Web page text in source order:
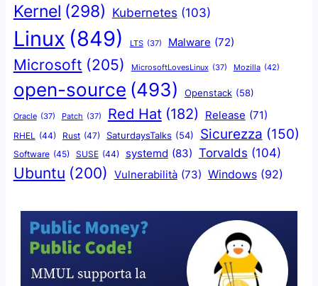
Kernel (298) Kubernetes (103)
Linux (849) LTS (37) Malware (72)
Microsoft (205) MicrosoftLovesLinux (37) Mozilla (42)
open-source (493) Openstack (58)
Oracle (37) Patch (37) Red Hat (182) Release (71)
RHEL (44) Rust (47) SaturdaysTalks (54) Sicurezza (150)
Software (45) SUSE (44) systemd (83) Torvalds (104)
Ubuntu (200) Vulnerabilità (73) Windows (92)